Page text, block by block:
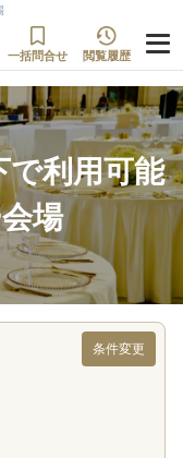
一括問合せ 閲覧履歴
で利用可能
場
条件変更